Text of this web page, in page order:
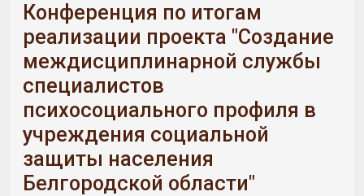
Конференция по итогам
реализации проекта "Создание
междисциплинарной службы
специалистов
психосоциального профиля в
учреждения социальной
защиты населения
Белгородской области"